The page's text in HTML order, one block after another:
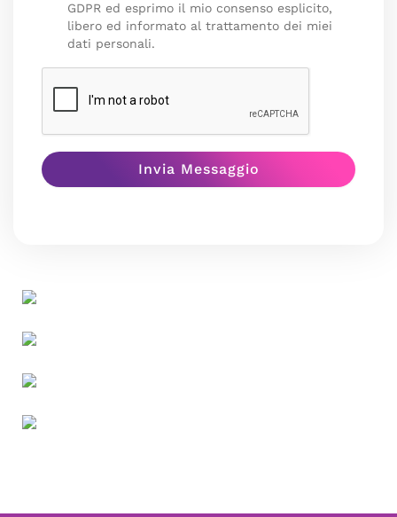
GDPR ed esprimo il mio consenso esplicito,
libero ed informato al trattamento dei miei
dati personali.